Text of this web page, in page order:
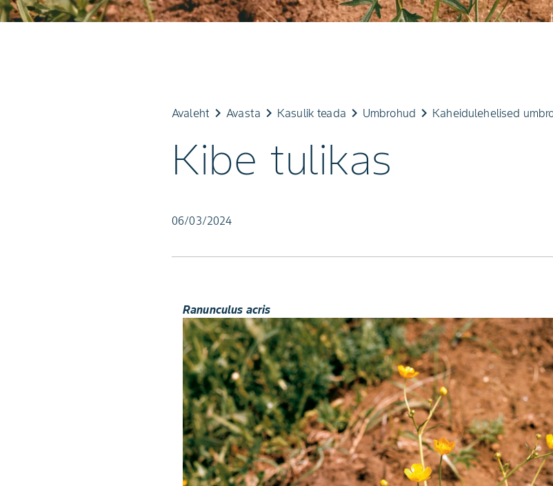
Avaleht keyboard_arrow_rightAvasta keyboard_arrow_right Kasulik teada keyboard_arrow_right Umbrohud keyboard_arrow_right Kaheidulehelised
Kibe tulikas
06/03/2024
Ranunculus acris